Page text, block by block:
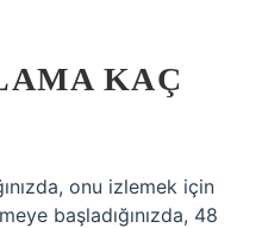
KAÇ
onu izlemek için
başladığınızda, 48